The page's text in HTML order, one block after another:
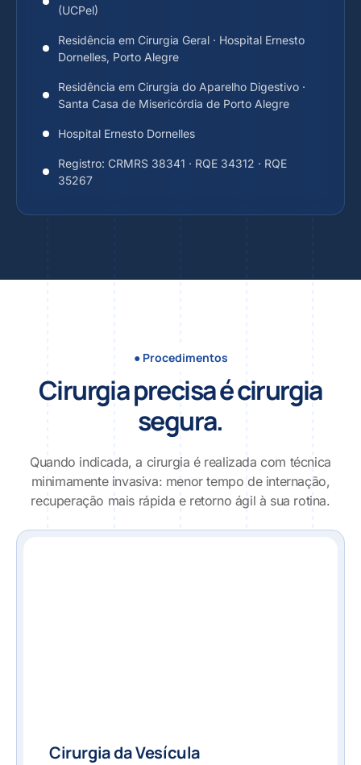
(UCPel)
Residência em Cirurgia Geral · Hospital Ernesto
Dornelles, Porto Alegre
Residência em Cirurgia do Aparelho Digestivo ·
Santa Casa de Misericórdia de Porto Alegre
Hospital Ernesto Dornelles
Registro: CRMRS 38341 · RQE 34312 · RQE
35267
● Procedimentos
Cirurgia precisa é cirurgia
segura.
Quando indicada, a cirurgia é realizada com técnica
minimamente invasiva: menor tempo de internação,
recuperação mais rápida e retorno ágil à sua rotina.
Cirurgia da Vesícula